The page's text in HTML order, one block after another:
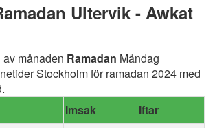
Ultervik - Awkat
månaden Ramadan Måndag
Stockholm för ramadan 2024 med
Imsak
Iftar